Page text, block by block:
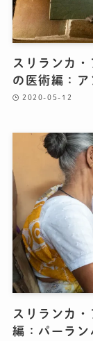
スリランカ
の医術編：
2020-05-12
スリランカ
編：パーラ